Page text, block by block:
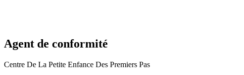
Agent de conformité
Centre De La Petite Enfance Des Premiers Pas